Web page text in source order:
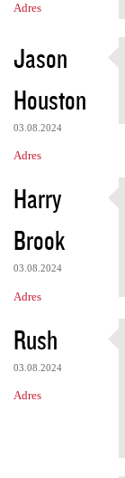
r
z
e
Adres
Jason
Houston
03.08.2024
Adres
Harry
Brook
03.08.2024
Adres
Rush
03.08.2024
Adres